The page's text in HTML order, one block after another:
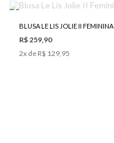
BLUSA LE LIS JOLIE II FEMININA
R$ 259,90
2x de R$ 129,95